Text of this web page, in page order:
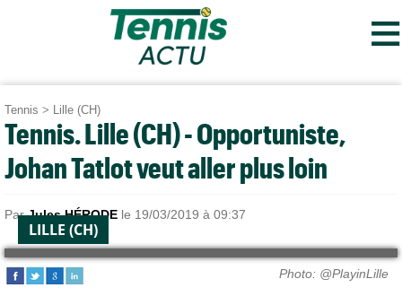
≡
Tennis > Lille (CH)
Tennis. Lille (CH) - Opportuniste,
Johan Tatlot veut aller plus loin
ParJules HÉRODE le 19/03/2019 à 09:37
LILLE (CH)
Photo: @PlayinLille